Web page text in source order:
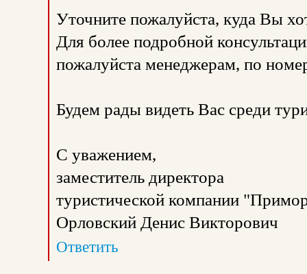
Уточните пожалуйста, куда Вы
Для более подробной
пожалуйста менеджерам, по
Будем рады видеть Вас среди
С уважением,
заместитель директора
туристической компании
Орловский Денис Викторович
Ответить